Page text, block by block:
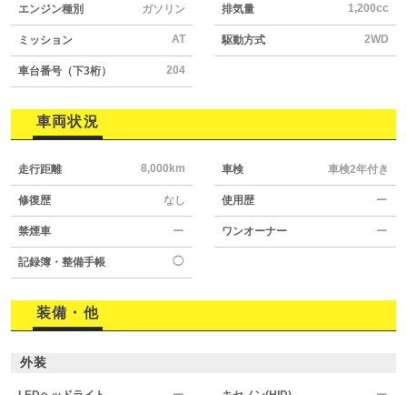
エンジン種別 ガソリン 排気量 1,200cc
ミッション AT 駆動方式 2WD
車台番号（下3桁） 204
車両状況
走行距離 8,000km 車検 車検2年付き
修復歴 なし 使用歴 ー
禁煙車 ー ワンオーナー ー
記録簿・整備手帳 ◯
装備・他
外装